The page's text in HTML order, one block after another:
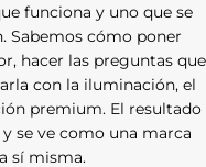
funciona y uno que se
Sabemos cómo poner
hacer las preguntas que
con la iluminación, el
premium. El resultado
se ve como una marca
sí misma.